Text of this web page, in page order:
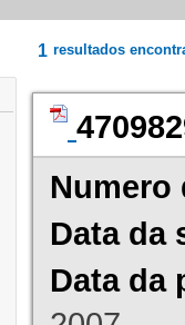
1 resultados
Numero
Data da
Data da